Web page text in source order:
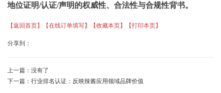
地位证明/认证/声明的权威性、合法性与合规性背书。
【返回首页】 【在线订单填写】 【收藏本页】 【打印本页】
分享到：
上一篇： 没有了
下一篇： 行业排名认证：反映辣酱应用领域品牌价值